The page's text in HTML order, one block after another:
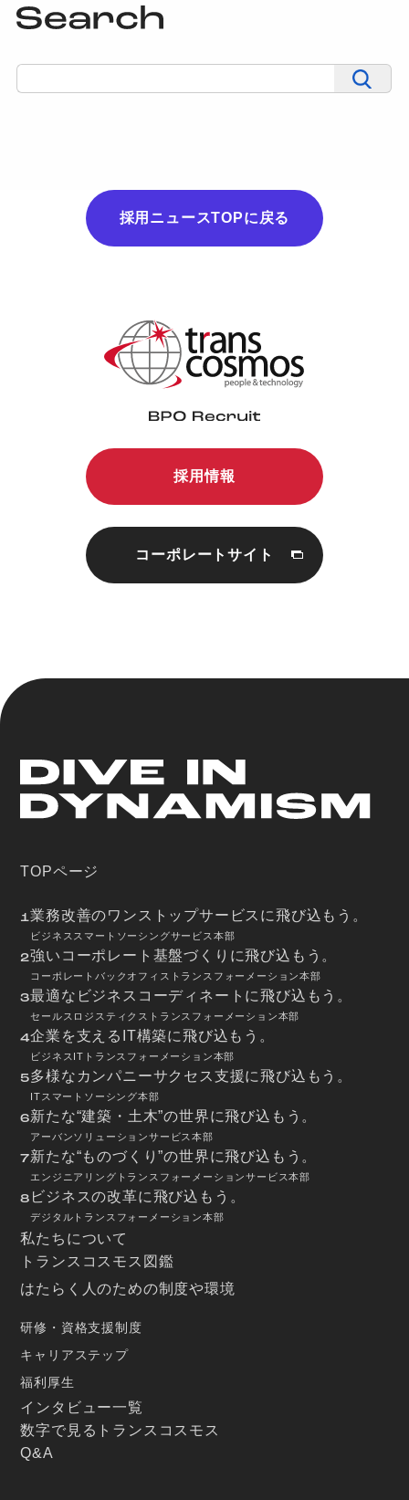
採用ニュースTOPに戻る
採用情報
コーポレートサイト
TOPページ
1業務改善のワンストップサービスに飛び込もう。
ビジネススマートソーシングサービス本部
2強いコーポレート基盤づくりに飛び込もう。
コーポレートバックオフィストランスフォーメーション本部
3最適なビジネスコーディネートに飛び込もう。
セールスロジスティクストランスフォーメーション本部
4企業を支えるIT構築に飛び込もう。
ビジネスITトランスフォーメーション本部
5多様なカンパニーサクセス支援に飛び込もう。
ITスマートソーシング本部
6新たな“建築・土木”の世界に飛び込もう。
アーバンソリューションサービス本部
7新たな“ものづくり”の世界に飛び込もう。
エンジニアリングトランスフォーメーションサービス本部
8 ビジネスの改革に飛び込もう。
デジタルトランスフォーメーション本部
私たちについて
トランスコスモス図鑑
はたらく人のための制度や環境
研修・資格支援制度
キャリアステップ
福利厚生
インタビュー一覧
数字で見るトランスコスモス
Q&A